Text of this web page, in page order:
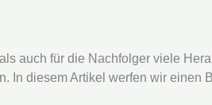
auch für die Nachfolger viele
In diesem Artikel werfen wir einen